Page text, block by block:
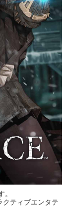
ティブエンタテ